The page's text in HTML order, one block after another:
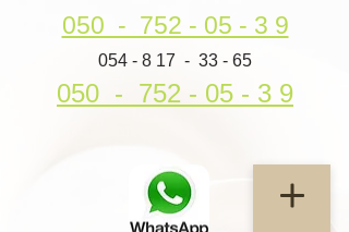
054 - 8 17 - 33 - 65
050 - 752 - 05 - 3 9
050 - 752 - 05 - 3 9